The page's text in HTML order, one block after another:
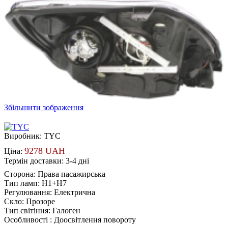
Збільшити зображення
Виробник: TYC
Ціна: 9278 UAH
Термін доставки: 3-4 дні
Сторона: Права пасажирська
Тип ламп: H1+H7
Регулювання: Електрична
Скло: Прозоре
Тип світіння: Галоген
Особливості : Доосвітлення повороту